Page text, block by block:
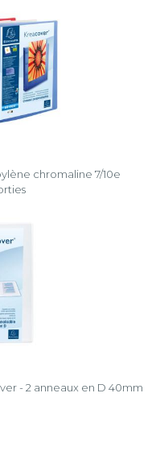
chromaline 7/10e
- 2 anneaux en D 40mm